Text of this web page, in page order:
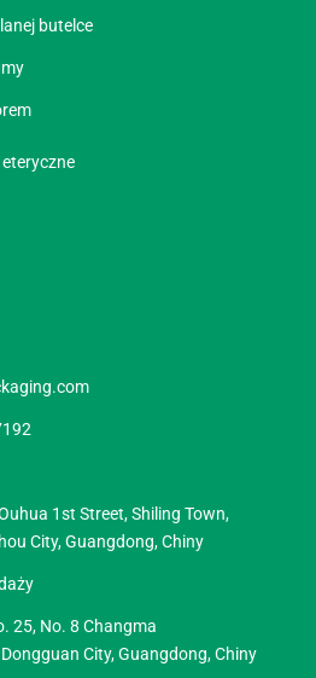
butelce
1st Street, Shiling Town,
City, Guangdong, Chiny
25, No. 8 Changma
City, Guangdong, Chiny